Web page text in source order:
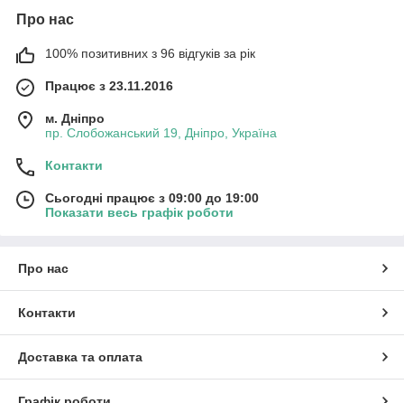
Про нас
100% позитивних з 96 відгуків за рік
Працює з 23.11.2016
м. Дніпро
пр. Слобожанський 19, Дніпро, Україна
Контакти
Сьогодні працює з 09:00 до 19:00
Показати весь графік роботи
Про нас
Контакти
Доставка та оплата